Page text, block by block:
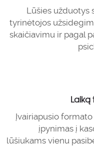
Lūšies užduotys
tyrinėtojos
skaičiavimu ir pagal
Laiką
Įvairiapusio
įpynimas į
lūšiukams vienu